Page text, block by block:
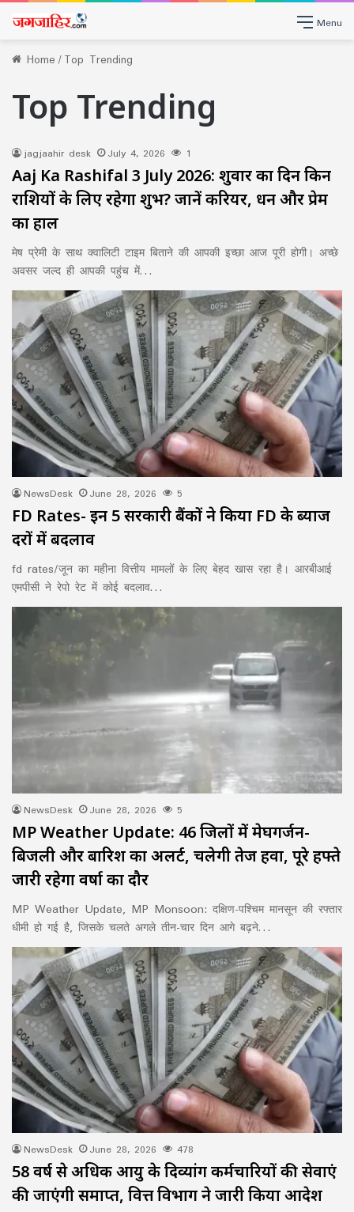
Menu
Home/Top Trending
Top Trending
jagjaahir desk July 4, 2026 1
Aaj Ka Rashifal 3 July 2026: शुक्रवार का दिन किन
राशियों के लिए रहेगा शुभ? जानें करियर, धन और प्रेम
का हाल
मेष प्रेमी के साथ क्वालिटी टाइम बिताने की आपकी इच्छा आज पूरी होगी। अच्छे
अवसर जल्द ही आपकी पहुंच में…
NewsDesk June 28, 2026 5
FD Rates- इन 5 सरकारी बैंकों ने किया FD के ब्याज
दरों में बदलाव
fd rates/जून का महीना वित्तीय मामलों के लिए बेहद खास रहा है। आरबीआई
एमपीसी ने रेपो रेट में कोई बदलाव…
NewsDesk June 28, 2026 5
MP Weather Update: 46 जिलों में मेघगर्जन-
बिजली और बारिश का अलर्ट, चलेगी तेज हवा, पूरे हफ्ते
जारी रहेगा वर्षा का दौर
MP Weather Update, MP Monsoon: दक्षिण-पश्चिम मानसून की रफ्तार
धीमी हो गई है, जिसके चलते अगले तीन-चार दिन आगे बढ़ने…
NewsDesk June 28, 2026 478
58 वर्ष से अधिक आयु के दिव्यांग कर्मचारियों की सेवाएं
की जाएंगी समाप्त, वित्त विभाग ने जारी किया आदेश